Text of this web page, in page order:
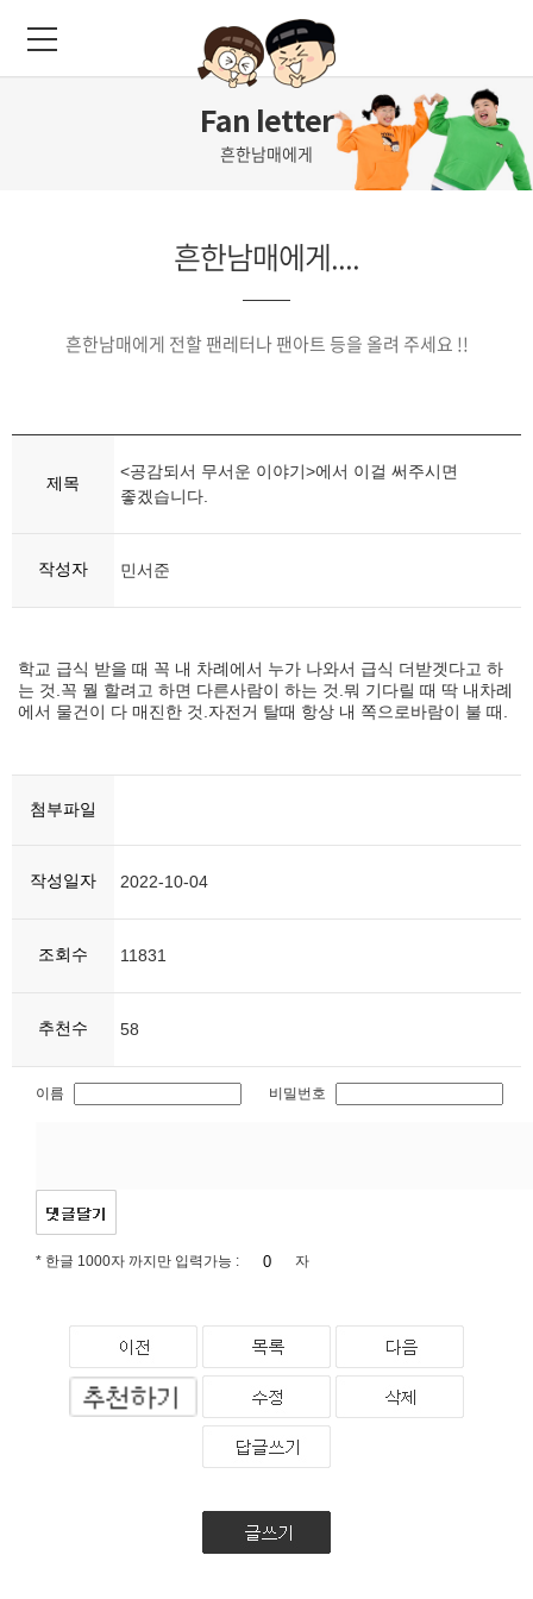
Fan letter
흔한남매에게
흔한남매에게....
흔한남매에게 전할 팬레터나 팬아트 등을 올려 주세요 !!
제목
<공감되서 무서운 이야기>에서 이걸 써주시면
좋겠습니다.
작성자 민서준
학교 급식 받을 때 꼭 내 차례에서 누가 나와서 급식 더받겟다고 하
는 것.꼭 뭘 할려고 하면 다른사람이 하는 것.뭐 기다릴 때 딱 내차례
에서 물건이 다 매진한 것.자전거 탈때 항상 내 쪽으로바람이 불 때.
첨부파일
작성일자 2022-10-04
조회수 11831
추천수 58
이름 비밀번호
* 한글 1000자 까지만 입력가능 : 자